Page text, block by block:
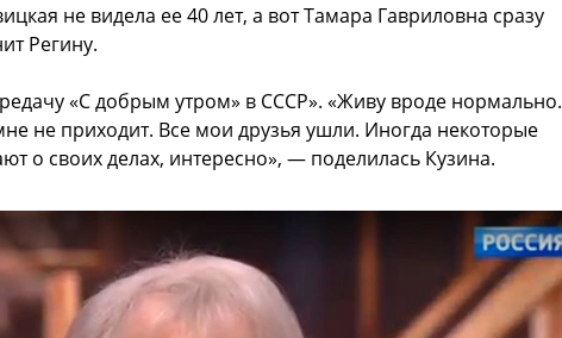
не видела ее 40 лет, а вот Тамара Гавриловна сразу
Регину.
«С добрым утром» в СССР». «Живу вроде нормально.
не приходит. Все мои друзья ушли. Иногда некоторые
о своих делах, интересно», — поделилась Кузина.